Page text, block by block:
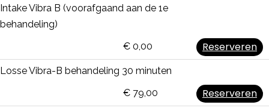
Intake Vibra B (voorafgaand aan de 1e
behandeling)
Reserveren
€ 0,00
Losse Vibra-B behandeling 30 minuten
Reserveren
€ 79,00